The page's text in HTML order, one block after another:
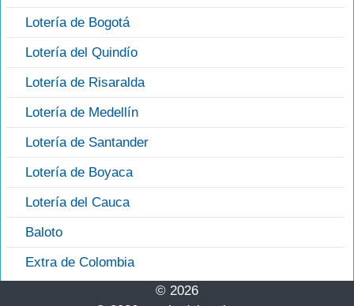
Lotería de Bogotá
Lotería del Quindío
Lotería de Risaralda
Lotería de Medellín
Lotería de Santander
Lotería de Boyaca
Lotería del Cauca
Baloto
Extra de Colombia
© 2026